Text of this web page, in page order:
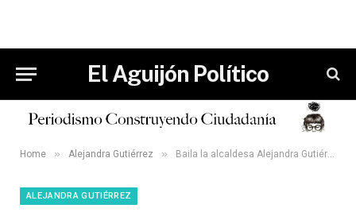
El Aguijón Político
Home » Alejandra Gutiérrez » Baila la alcaldesa Alejandra Gutiérrez con ‘La Monja’ en el último día de la Feria de León.
ALEJANDRA GUTIÉRREZ